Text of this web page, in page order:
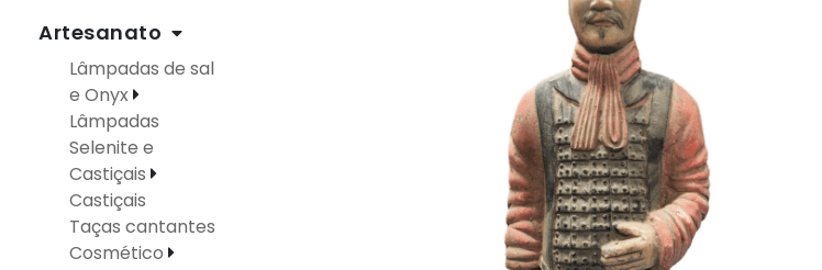
Artesanato
Lâmpadas de sal
e Onyx
Lâmpadas
Selenite e
Castiçais
Castiçais
Taças cantantes
Cosmético